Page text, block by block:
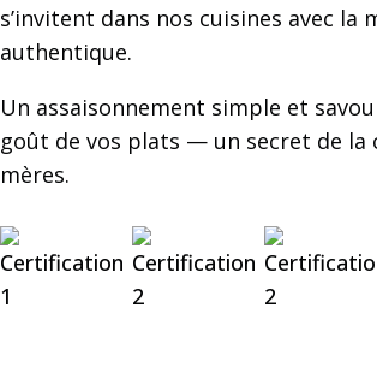
s’invitent dans nos cuisines avec la
authentique.
Un assaisonnement simple et
goût de vos plats — un secret de la
mères.